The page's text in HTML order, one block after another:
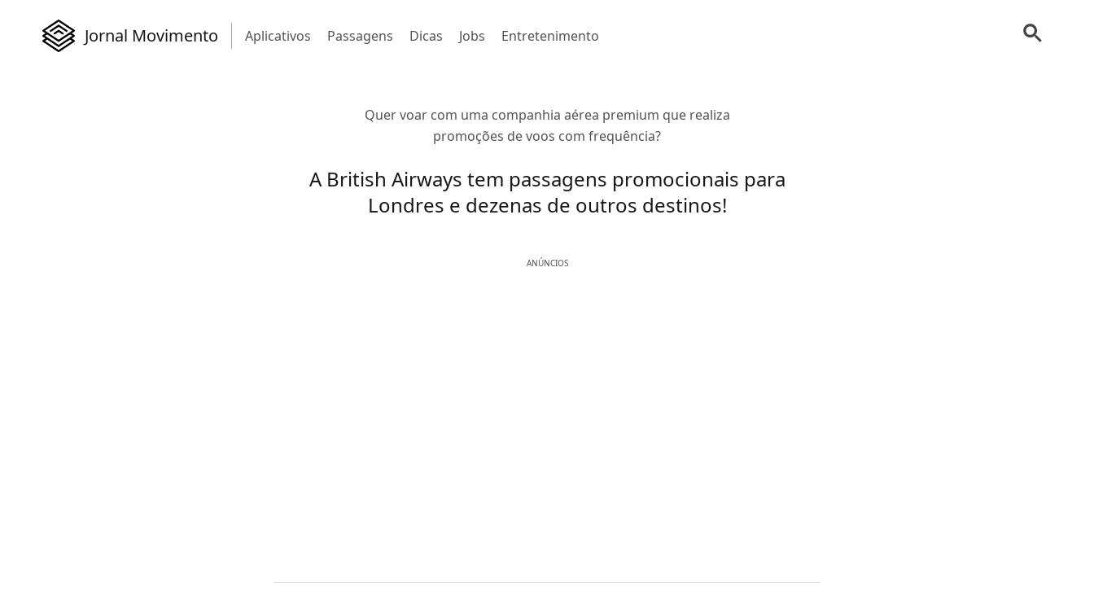
Jornal Movimento Aplicativos Passagens Dicas Jobs Entretenimento
Quer voar com uma companhia aérea premium que realiza
promoções de voos com frequência?
A British Airways tem passagens promocionais para
Londres e dezenas de outros destinos!
ANÚNCIOS